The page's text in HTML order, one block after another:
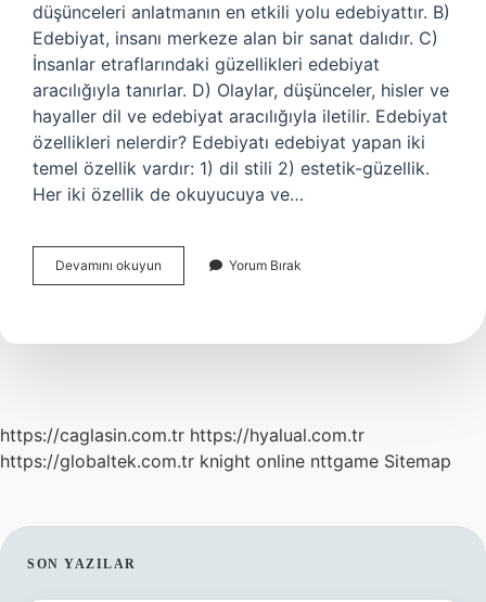
düşünceleri anlatmanın en etkili yolu edebiyattır. B)
Edebiyat, insanı merkeze alan bir sanat dalıdır. C)
İnsanlar etraflarındaki güzellikleri edebiyat
aracılığıyla tanırlar. D) Olaylar, düşünceler, hisler ve
hayaller dil ve edebiyat aracılığıyla iletilir. Edebiyat
özellikleri nelerdir? Edebiyatı edebiyat yapan iki
temel özellik vardır: 1) dil stili 2) estetik-güzellik.
Her iki özellik de okuyucuya ve…
Devamını okuyun Edebiyat
Nedir
Yorum Bırak
https://caglasin.com.tr https://hyalual.com.tr
https://globaltek.com.tr knight online nttgame Sitemap
SIDEBAR
SON YAZILAR